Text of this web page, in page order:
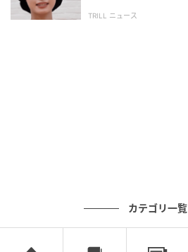
TRILL ニュース
カテゴリ一覧